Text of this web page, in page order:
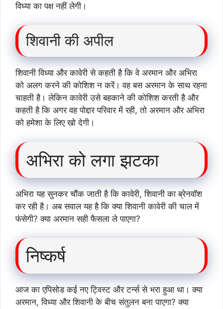
विध्या का पक्ष नहीं लेगी।
शिवानी की अपील
शिवानी विध्या और कावेरी से कहती है कि वे अरमान और अभिरा
को अलग करने की कोशिश न करें। वह बस अरमान के साथ रहना
चाहती है। लेकिन कावेरी उसे बहकाने की कोशिश करती है और
कहती है कि अगर वह पोद्दार परिवार में रही, तो अरमान और अभिरा
को हमेशा के लिए खो देगी।
अभिरा को लगा झटका
अभिरा यह सुनकर चौंक जाती है कि कावेरी, शिवानी का ब्रेनवॉश
कर रही है। अब सवाल यह है कि क्या शिवानी कावेरी की चाल में
फंसेगी? क्या अरमान सही फैसला ले पाएगा?
निष्कर्ष
आज का एपिसोड कई नए ट्विस्ट और टर्न्स से भरा हुआ था। क्या
अरमान, विध्या और शिवानी के बीच संतुलन बना पाएगा? क्या